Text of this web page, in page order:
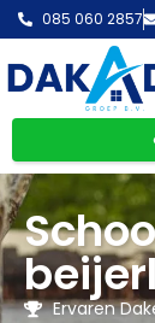
085 060 2857
Ervaren